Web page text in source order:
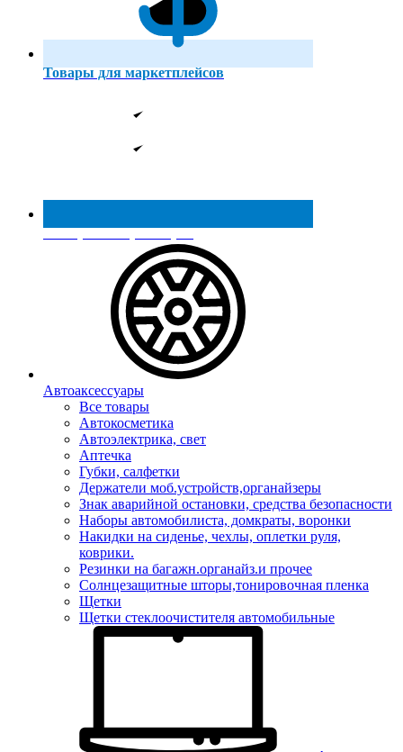
Товары для маркетплейсов
Реестр МинПромТорга
Автоаксессуары
Все товары
Автокосметика
Автоэлектрика, свет
Аптечка
Губки, салфетки
Держатели моб.устройств,органайзеры
Знак аварийной остановки, средства безопасности
Наборы автомобилиста, домкраты, воронки
Накидки на сиденье, чехлы, оплетки руля,
коврики.
Резинки на багажн.органайз.и прочее
Солнцезащитные шторы,тонировочная пленка
Щетки
Щетки стеклоочистителя автомобильные